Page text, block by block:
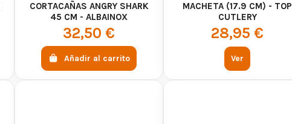
CORTACAÑAS ANGRY SHARK
45 CM - ALBAINOX
32,50 €
Añadir al carrito
MACHETA (17.9 CM) - TOP
CUTLERY
28,95 €
Ver